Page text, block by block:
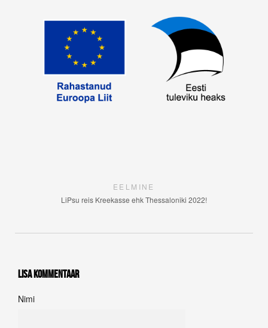
EELMINE
LiPsu reis Kreekasse ehk Thessaloniki 2022!
Lisa kommentaar
Nimi